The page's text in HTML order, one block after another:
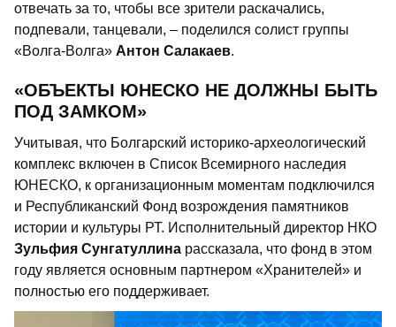
отвечать за то, чтобы все зрители раскачались,
подпевали, танцевали, – поделился солист группы
«Волга-Волга» Антон Салакаев.
«ОБЪЕКТЫ ЮНЕСКО НЕ ДОЛЖНЫ БЫТЬ
ПОД ЗАМКОМ»
Учитывая, что Болгарский историко-археологический
комплекс включен в Список Всемирного наследия
ЮНЕСКО, к организационным моментам подключился
и Республиканский Фонд возрождения памятников
истории и культуры РТ. Исполнительный директор НКО
Зульфия Сунгатуллина рассказала, что фонд в этом
году является основным партнером «Хранителей» и
полностью его поддерживает.